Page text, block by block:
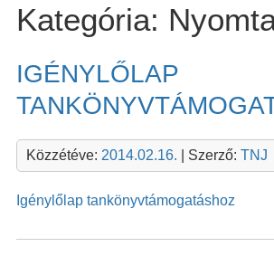
Kategória:
IGÉNYLŐLAP
Közzétéve: 2014.02.16. | Szerző: TNJ
Igénylőlap tankönyvtámogatáshoz